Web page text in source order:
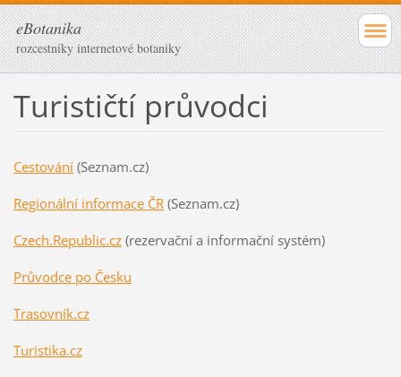
eBotanika
rozcestníky internetové botaniky
Turističtí průvodci
Cestování(Seznam.cz)
Regionální informace ČR(Seznam.cz)
Czech.Republic.cz(rezervační a informační systém)
Průvodce po Česku
Trasovník.cz
Turistika.cz